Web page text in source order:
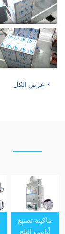
عرض الكل
ماكينة تصنيع
أنابيب الثلج